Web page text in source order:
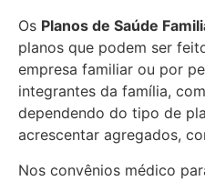
Os Planos de Saúde
planos que podem ser
empresa familiar ou por
integrantes da família,
dependendo do tipo de
acrescentar agregados,
Nos convênios médico